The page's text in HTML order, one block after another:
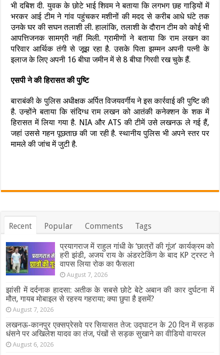
भी दबिश दी. युवक के छोटे भाई शिवम ने बताया कि लगभग छह गाड़ियों में
भरकर आई टीम ने गांव पहुंचकर मशीनों की मदद से करीब आधे घंटे तक
उनके घर की सघन तलाशी ली. हालांकि, तलाशी के दौरान टीम को कोई भी
आपत्तिजनक सामग्री नहीं मिली. ग्रामीणों ने बताया कि राम लखन का
परिवार आर्थिक तंगी से जूझ रहा है. उसके पिता झम्मन अपनी पत्नी के
इलाज के लिए अपनी 16 बीघा जमीन में से 8 बीघा गिरवी रख चुके हैं.
एसपी ने की हिरासत की पुष्टि
बाराबंकी के पुलिस अधीक्षक अर्पित विजयवर्गीय ने इस कार्रवाई की पुष्टि की
है. उन्होंने बताया कि संदिग्ध राम लखन को आतंकी कनेक्शन के शक में
हिरासत में लिया गया है. NIA और ATS की टीमें उसे लखनऊ ले गई हैं,
जहां उससे गहन पूछताछ की जा रही है. स्थानीय पुलिस भी अपने स्तर पर
मामले की जांच में जुटी है.
Recent Popular Comments Tags
प्रयागराज में राहुल गांधी के ‘छात्रों की गूंज’ कार्यक्रम को
हरी झंडी, अजय राय के अंडरटेकिंग के बाद KP ट्रस्ट ने
वापस लिया रोक का फैसला
August 7, 2026
झांसी में दर्दनाक हादसा: अतीक के सबसे छोटे बेटे अबान की कार दुर्घटना में
मौत, गायब मोबाइल से रहस्य गहराया; क्या छुपा है इसमें?
August 7, 2026
लखनऊ-कानपुर एक्सप्रेसवे पर सियासत तेज: उद्घाटन के 20 दिन में सड़क
धंसने पर अखिलेश यादव का तंज, पंखों से सड़क सुखाने का वीडियो वायरल
August 6, 2026